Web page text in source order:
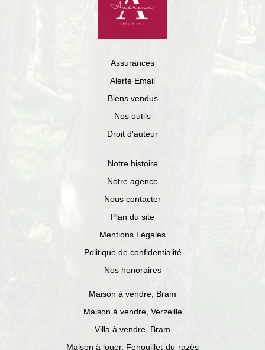
Assurances
Alerte Email
Biens vendus
Nos outils
Droit d'auteur
Notre histoire
Notre agence
Nous contacter
Plan du site
Mentions Légales
Politique de confidentialité
Nos honoraires
Maison à vendre, Bram
Maison à vendre, Verzeille
Villa à vendre, Bram
Maison à louer, Fenouillet-du-razès